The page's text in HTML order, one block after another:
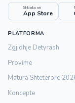
Shkarko në
App Store
PLATFORMA
Zgjidhje Detyrash
Provime
Matura Shtetërore
Koncepte